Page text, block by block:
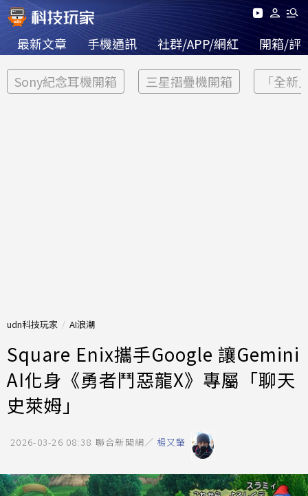
最新文章 手機通訊 社群/APP/網紅 開箱/評
Sony紀念耳機開箱 三星摺疊機開箱 「全新
udn科技玩家 AI浪潮
Square Enix攜手Google 讓Gemini
AI化身《勇者鬥惡龍X》專屬「聊天
史萊姆」
2026-03-26 08:38 聯合新聞網／ 楊又肇